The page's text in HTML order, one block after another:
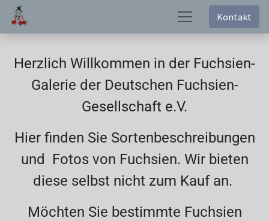
Kontakt
Herzlich Willkommen in der Fuchsien-
Galerie der Deutschen Fuchsien-
Gesellschaft e.V.
Hier finden Sie Sortenbeschreibungen
und Fotos von Fuchsien. Wir bieten
diese selbst nicht zum Kauf an.
Möchten Sie bestimmte Fuchsien